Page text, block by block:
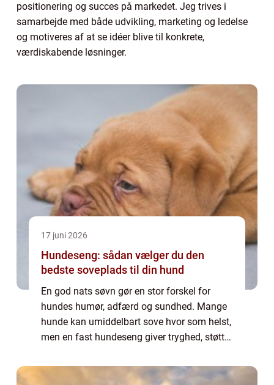
positionering og succes på markedet. Jeg trives i
samarbejde med både udvikling, marketing og ledelse
og motiveres af at se idéer blive til konkrete,
værdiskabende løsninger.
17 juni 2026
Hundeseng: sådan vælger du den
bedste soveplads til din hund
En god nats søvn gør en stor forskel for
hundes humør, adfærd og sundhed. Mange
hunde kan umiddelbart sove hvor som helst,
men en fast hundeseng giver tryghed, støtte